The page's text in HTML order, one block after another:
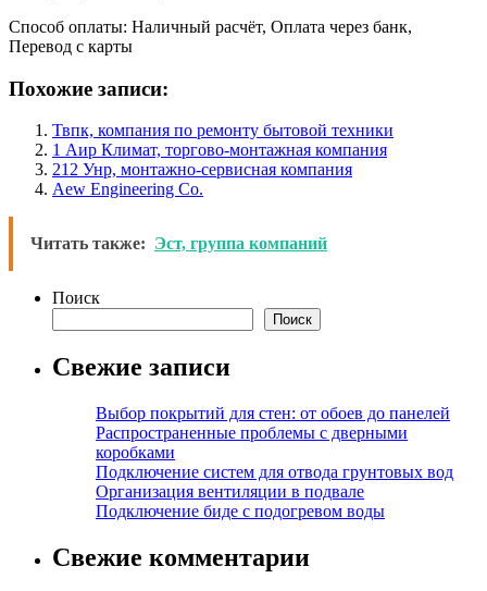
Способ оплаты: Наличный расчёт, Оплата через банк,
Перевод с карты
Похожие записи:
Твпк, компания по ремонту бытовой техники
1 Аир Климат, торгово-монтажная компания
212 Унр, монтажно-сервисная компания
Aew Engineering Co.
Читать также: Эст, группа компаний
Поиск
Поиск
Свежие записи
Выбор покрытий для стен: от обоев до панелей
Распространенные проблемы с дверными
коробками
Подключение систем для отвода грунтовых вод
Организация вентиляции в подвале
Подключение биде с подогревом воды
Свежие комментарии